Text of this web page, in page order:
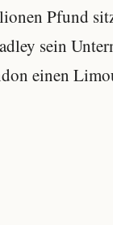
Pfund
sein
einen